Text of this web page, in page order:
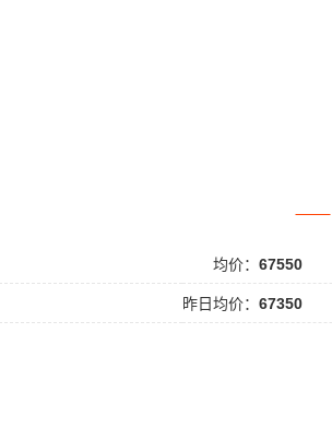
均价： 67550
昨日均价： 67350